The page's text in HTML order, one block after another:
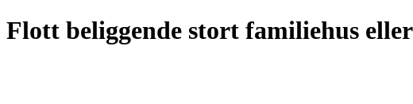
Flott beliggende stort familiehus